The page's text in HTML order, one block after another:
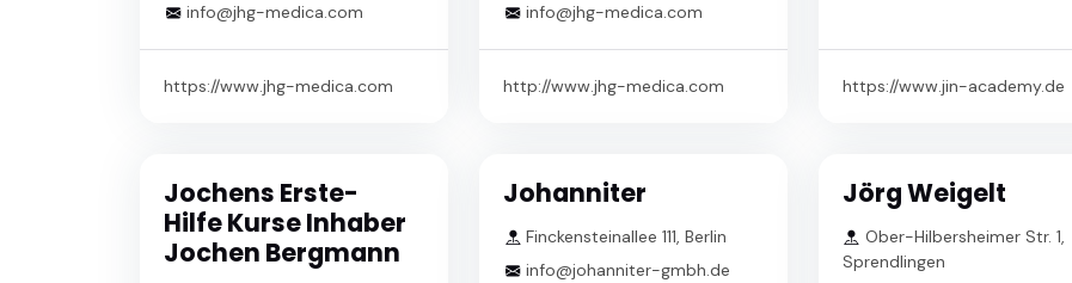
info@jhg-medica.com
https://www.jhg-medica.com
info@jhg-medica.com
http://www.jhg-medica.com https://www.jin-academy.de
Jochens Erste-
Hilfe Kurse Inhaber
Jochen Bergmann
Johanniter
Finckensteinallee 111, Berlin
info@johanniter-gmbh.de
Jörg Weigelt
Ober-Hilbersheimer Str. 1,
Sprendlingen